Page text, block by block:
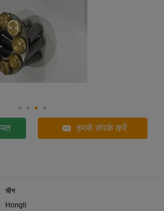
हमसे संपर्क करें
चीन
Hongli